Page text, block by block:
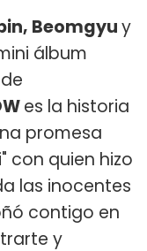
Beomgyuy
álbum
es la historia
promesa
con quien hizo
las inocentes
contigo en
y